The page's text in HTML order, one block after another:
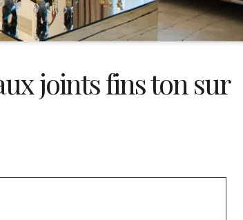
joints fins ton sur